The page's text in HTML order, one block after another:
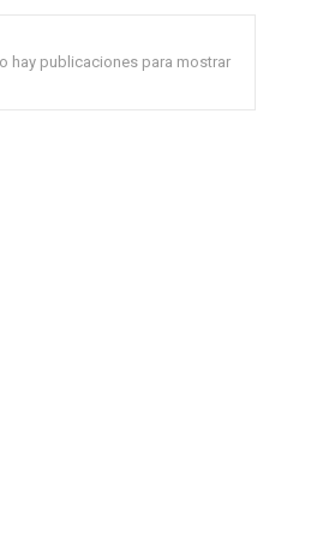
hay publicaciones para mostrar